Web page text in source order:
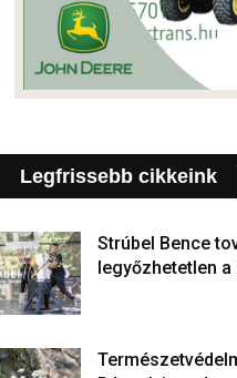
Legfrissebb cikkeink
Strúbel Bence
legyőzhetetlen a